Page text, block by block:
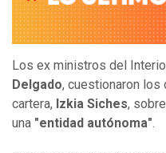
Los ex ministros del
Delgado, cuestionaron los
cartera, Izkia Siches,
una "entidad autónoma".